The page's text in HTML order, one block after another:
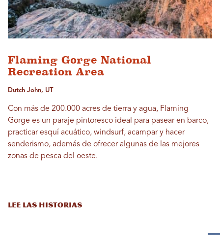
Flaming Gorge National
Recreation Area
Dutch John, UT
Con más de 200.000 acres de tierra y agua, Flaming
Gorge es un paraje pintoresco ideal para pasear en barco,
practicar esquí acuático, windsurf, acampar y hacer
senderismo, además de ofrecer algunas de las mejores
zonas de pesca del oeste.
LEE LAS HISTORIAS